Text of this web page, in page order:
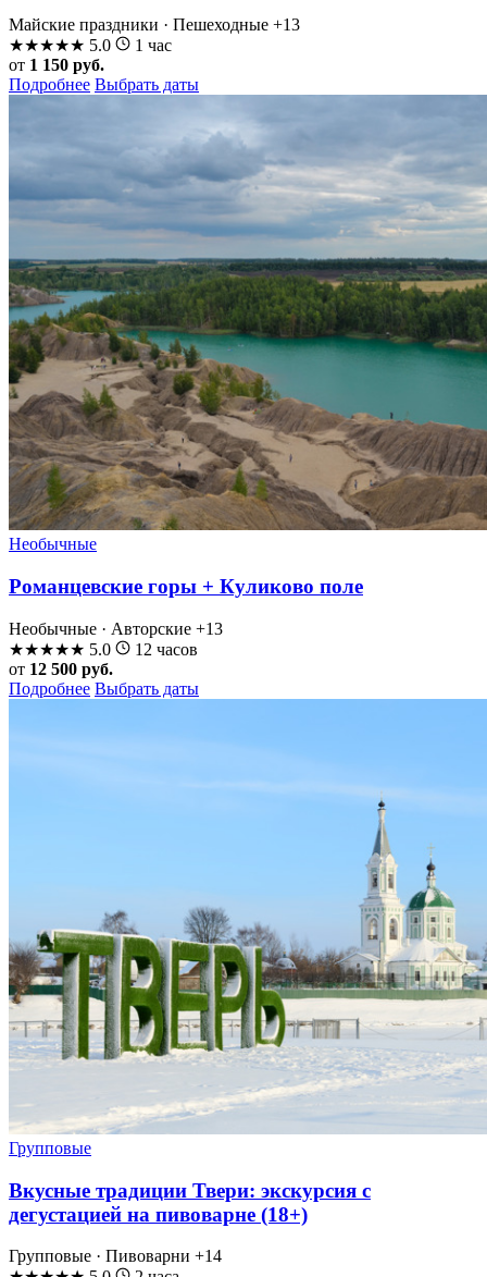
Майские праздники · Пешеходные +13
★★★★★ 5.0
1 час
от 1 150 руб.
Подробнее Выбрать даты
Необычные
Романцевские горы + Куликово поле
Необычные · Авторские +13
★★★★★ 5.0
12 часов
от 12 500 руб.
Подробнее Выбрать даты
Групповые
Вкусные традиции Твери: экскурсия с
дегустацией на пивоварне (18+)
Групповые · Пивоварни +14